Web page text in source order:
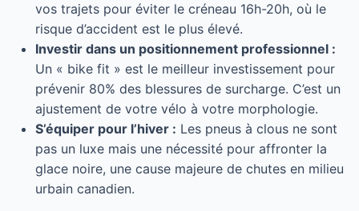
vos trajets pour éviter le créneau 16h-20h, où le
risque d’accident est le plus élevé.
Investir dans un positionnement professionnel :
Un « bike fit » est le meilleur investissement pour
prévenir 80% des blessures de surcharge. C’est un
ajustement de votre vélo à votre morphologie.
S’équiper pour l’hiver : Les pneus à clous ne sont
pas un luxe mais une nécessité pour affronter la
glace noire, une cause majeure de chutes en milieu
urbain canadien.